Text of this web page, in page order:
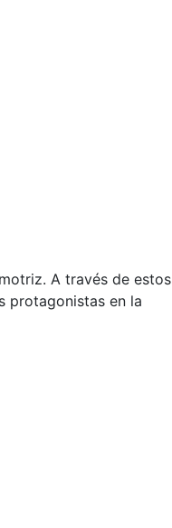
A través de estos
protagonistas en la